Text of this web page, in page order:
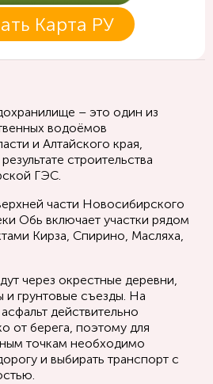
Карта РУ
– это один из
водоёмов
и Алтайского края,
строительства
ГЭС.
части Новосибирского
Обь включает участки рядом
Кирза, Спирино, Масляха,
через окрестные деревни,
и грунтовые съезды. На
действительно
от берега, поэтому для
точкам необходимо
и выбирать транспорт с